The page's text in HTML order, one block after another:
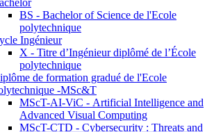
BS - Bachelor of Science de l'Ecole
polytechnique
Ingénieur
X - Titre d’Ingénieur diplômé de l’École
polytechnique
de formation gradué de l'Ecole
-MSc&T
MScT-AI-ViC - Artificial Intelligence and
Advanced Visual Computing
MScT-CTD - Cybersecurity : Threats and